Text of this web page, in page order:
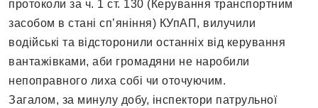
протоколи за ч. 1 ст. 130 (Керування транспортним
засобом в стані сп’яніння) КУпАП, вилучили
водійські та відсторонили останніх від керування
вантажівками, аби громадяни не наробили
непоправного лиха собі чи оточуючим.
Загалом, за минулу добу, інспектори патрульної